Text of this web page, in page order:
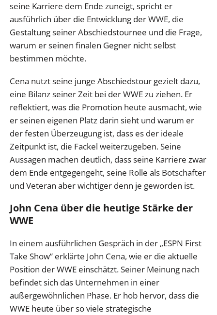
seine Karriere dem Ende zuneigt, spricht er
ausführlich über die Entwicklung der WWE, die
Gestaltung seiner Abschiedstournee und die Frage,
warum er seinen finalen Gegner nicht selbst
bestimmen möchte.
Cena nutzt seine junge Abschiedstour gezielt dazu,
eine Bilanz seiner Zeit bei der WWE zu ziehen. Er
reflektiert, was die Promotion heute ausmacht, wie
er seinen eigenen Platz darin sieht und warum er
der festen Überzeugung ist, dass es der ideale
Zeitpunkt ist, die Fackel weiterzugeben. Seine
Aussagen machen deutlich, dass seine Karriere zwar
dem Ende entgegengeht, seine Rolle als Botschafter
und Veteran aber wichtiger denn je geworden ist.
John Cena über die heutige Stärke der
WWE
In einem ausführlichen Gespräch in der „ESPN First
Take Show” erklärte John Cena, wie er die aktuelle
Position der WWE einschätzt. Seiner Meinung nach
befindet sich das Unternehmen in einer
außergewöhnlichen Phase. Er hob hervor, dass die
WWE heute über so viele strategische